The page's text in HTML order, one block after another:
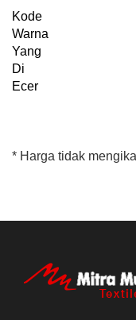
Kode
Warna
Yang
Di
Ecer
* Harga tidak